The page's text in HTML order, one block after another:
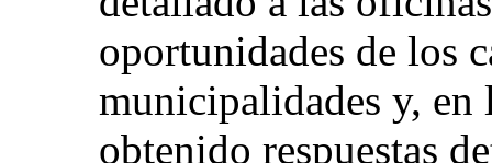
oportunidades de los
municipalidades y, en
obtenido respuestas